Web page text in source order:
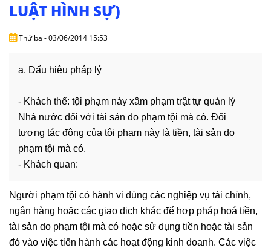
VĂN
TỤC
LIÊN
HỆ
LUẬT HÌNH SỰ)
Thứ ba - 03/06/2014 15:53
a. Dấu hiệu pháp lý
- Khách thể: tội phạm này xâm phạm trật tự quản lý
Nhà nước đối với tài sản do phạm tội mà có. Đối
tượng tác động của tội phạm này là tiền, tài sản do
phạm tội mà có.
- Khách quan:
Người phạm tội có hành vi dùng các nghiệp vụ tài chính,
ngân hàng hoặc các giao dịch khác để hợp pháp hoá tiền,
tài sản do phạm tội mà có hoặc sử dụng tiền hoặc tài sản
đó vào việc tiến hành các hoạt động kinh doanh. Các việc